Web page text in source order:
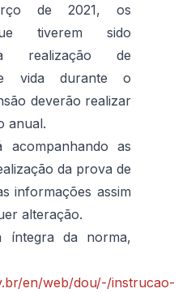
de 2021, os
tiverem sido
realização de
vida durante o
deverão realizar
anual.
acompanhando as
da prova de
informações assim
alteração.
íntegra da norma,
en/web/dou/-/instrucao-